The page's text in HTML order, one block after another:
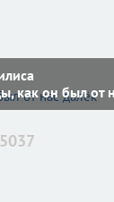
как он был от
5037